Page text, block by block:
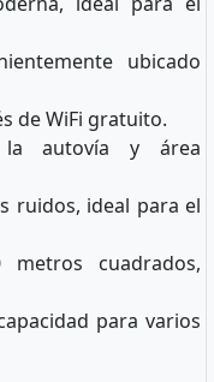
ubicado
de WiFi gratuito.
autovía y área
ruidos, ideal para el
metros cuadrados,
para varios